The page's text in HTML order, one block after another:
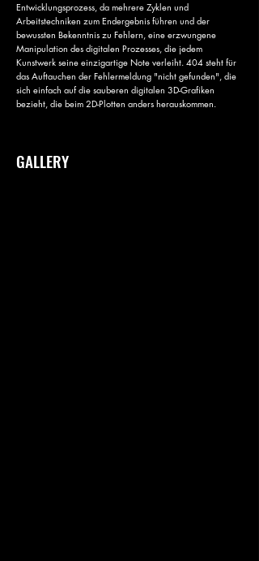
Entwicklungsprozess, da mehrere Zyklen und
Arbeitstechniken zum Endergebnis führen und der
bewussten Bekenntnis zu Fehlern, eine erzwungene
Manipulation des digitalen Prozesses, die jedem
Kunstwerk seine einzigartige Note verleiht. 404 steht für
das Auftauchen der Fehlermeldung "nicht gefunden", die
sich einfach auf die sauberen digitalen 3D-Grafiken
bezieht, die beim 2D-Plotten anders herauskommen.
GALLERY